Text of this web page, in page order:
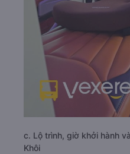
c. Lộ trình, giờ khởi hành
Khôi